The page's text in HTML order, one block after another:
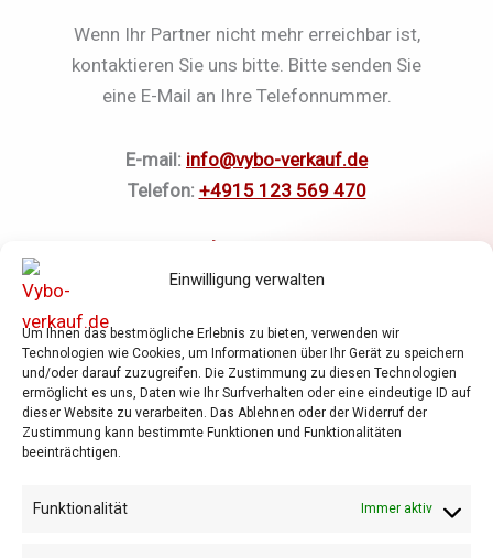
Einwilligung verwalten
Um Ihnen das bestmögliche Erlebnis zu bieten, verwenden wir
Technologien wie Cookies, um Informationen über Ihr Gerät zu speichern
und/oder darauf zuzugreifen. Die Zustimmung zu diesen Technologien
ermöglicht es uns, Daten wie Ihr Surfverhalten oder eine eindeutige ID auf
dieser Website zu verarbeiten. Das Ablehnen oder der Widerruf der
Zustimmung kann bestimmte Funktionen und Funktionalitäten
beeinträchtigen.
Funktionalität Immer aktiv
Wenn Ihr Partner nicht mehr erreichbar ist,
kontaktieren Sie uns bitte. Bitte senden Sie
eine E-Mail an Ihre Telefonnummer.
E-mail: info@vybo-verkauf.de
Telefon: +4915 123 569 470
Frequenzumrichter
Getriebe
Shop
Warenkorb